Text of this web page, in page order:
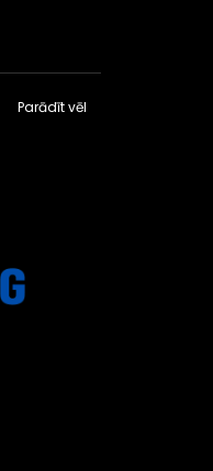
Parādīt vēl